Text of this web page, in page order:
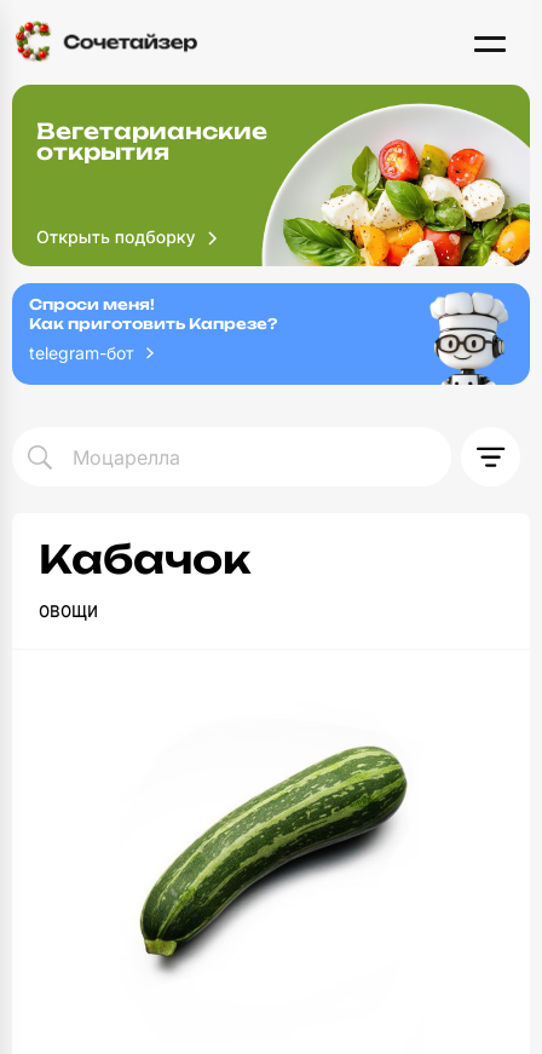
Вегетарианские
открытия
Спроси меня!
Как приготовить Капрезе?
telegram-бот
Кабачок
овощи